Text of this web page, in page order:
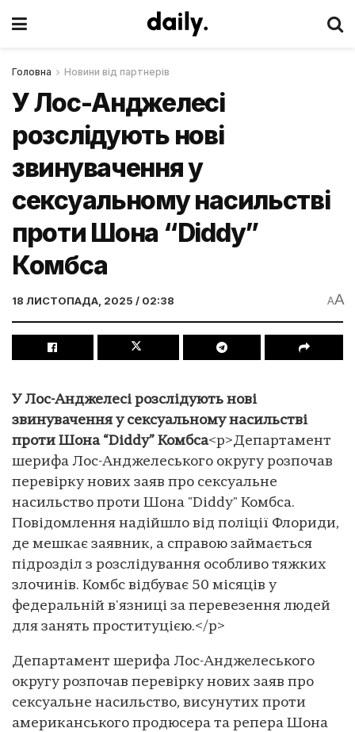
Головна Новини від партнерів
У Лос-Анджелесі
розслідують нові
звинувачення у
сексуальному насильстві
проти Шона “Diddy”
Комбса
18 ЛИСТОПАДА, 2025 / 02:38 AA
У Лос-Анджелесі розслідують нові
звинувачення у сексуальному насильстві
проти Шона “Diddy” Комбса<p>Департамент
шерифа Лос-Анджелеського округу розпочав
перевірку нових заяв про сексуальне
насильство проти Шона "Diddy" Комбса.
Повідомлення надійшло від поліції Флориди,
де мешкає заявник, а справою займається
підрозділ з розслідування особливо тяжких
злочинів. Комбс відбуває 50 місяців у
федеральній в'язниці за перевезення людей
для занять проституцією.</p>
Департамент шерифа Лос-Анджелеського
округу розпочав перевірку нових заяв про
сексуальне насильство, висунутих проти
американського продюсера та репера Шона